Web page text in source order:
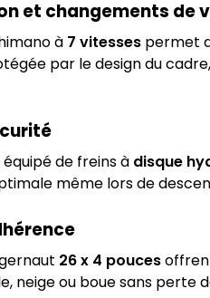
et changements de
à 7 vitessespermet
par le design du
de freins à disque
même lors de
26 x 4 pouces
neige ou boue sans perte